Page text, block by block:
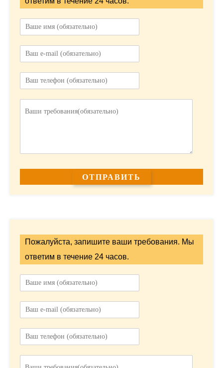
Пожалуйста, запишите ваши требования. Мы
ответим в течение 24 часов.